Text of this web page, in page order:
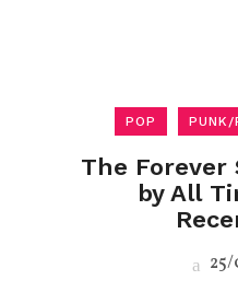
POP PUNK/
The Forever
by All